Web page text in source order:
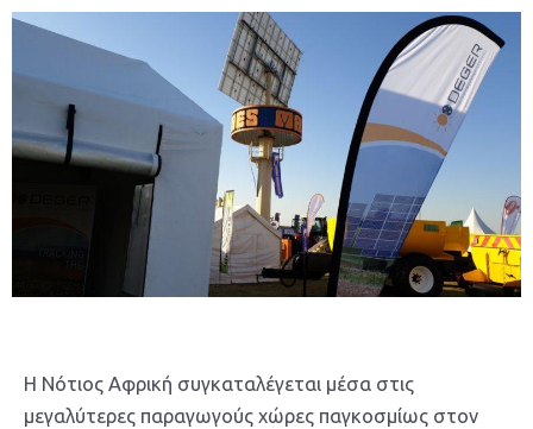
Η Νότιος Αφρική συγκαταλέγεται μέσα στις
μεγαλύτερες παραγωγούς χώρες παγκοσμίως στον